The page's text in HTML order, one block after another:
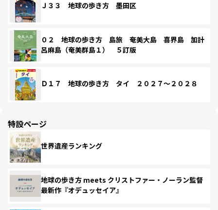
Ｊ３３ 地球の歩き方 墨田区
０２ 地球の歩き方 島旅 奄美大島 喜界島 加計
呂麻島（奄美群島１） ５訂版
Ｄ１７ 地球の歩き方 タイ ２０２７～２０２８
特設ページ
世界遺産ランキング
地球の歩き方 meets クリストファー・ノーラン監督
最新作『オデュッセイア』